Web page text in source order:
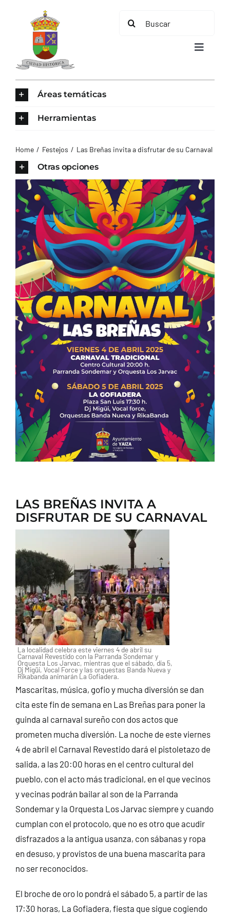
contenido
Buscar:
Toggle
AYUNTAMIENTO
TURISMO
CONTACTO
Áreas temáticas
Herramientas
Home Festejos Las Breñas invita a disfrutar de su Carnaval
Otras opciones
LAS BREÑAS INVITA A
DISFRUTAR DE SU CARNAVAL
La localidad celebra este viernes 4 de abril su
Carnaval Revestido con la Parranda Sondemar y
Orquesta Los Jarvac, mientras que el sábado, día 5,
Dj Migüi, Vocal Force y las orquestas Banda Nueva y
Rikabanda animarán La Gofiadera.
Mascaritas, música, gofio y mucha diversión se dan
cita este fin de semana en Las Breñas para poner la
guinda al carnaval sureño con dos actos que
prometen mucha diversión. La noche de este viernes
4 de abril el Carnaval Revestido dará el pistoletazo de
salida, a las 20:00 horas en el centro cultural del
pueblo, con el acto más tradicional, en el que vecinos
y vecinas podrán bailar al son de la Parranda
Sondemar y la Orquesta Los Jarvac siempre y cuando
cumplan con el protocolo, que no es otro que acudir
disfrazados a la antigua usanza, con sábanas y ropa
en desuso, y provistos de una buena mascarita para
no ser reconocidos.
El broche de oro lo pondrá el sábado 5, a partir de las
17:30 horas, La Gofiadera, fiesta que sigue cogiendo